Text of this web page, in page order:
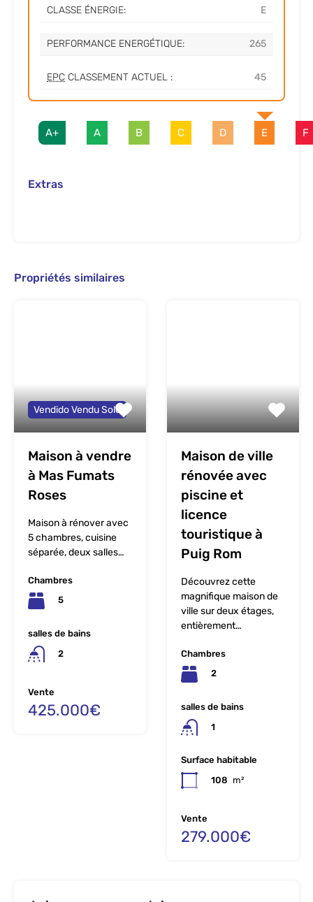
CLASSE ÉNERGIE: E
PERFORMANCE ENERGÉTIQUE: 265
EPC CLASSEMENT ACTUEL : 45
A+ A B C D E F
Extras
Propriétés similaires
Vendido Vendu Sold
Maison à vendre
à Mas Fumats
Roses
Maison à rénover avec
5 chambres, cuisine
séparée, deux salles…
Chambres
5
salles de bains
2
Vente
425.000€
Maison de ville
rénovée avec
piscine et
licence
touristique à
Puig Rom
Découvrez cette
magnifique maison de
ville sur deux étages,
entièrement…
Chambres
2
salles de bains
1
Surface habitable
108 m²
Vente
279.000€